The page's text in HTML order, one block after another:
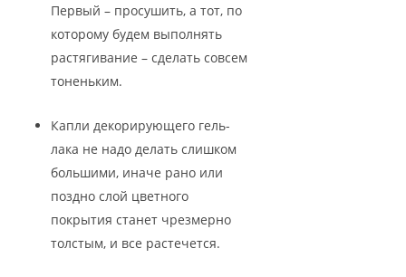
Первый – просушить, а тот, по
которому будем выполнять
растягивание – сделать совсем
тоненьким.
Капли декорирующего гель-
лака не надо делать слишком
большими, иначе рано или
поздно слой цветного
покрытия станет чрезмерно
толстым, и все растечется.